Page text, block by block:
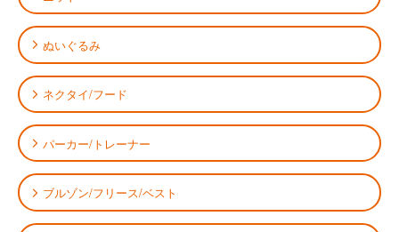
ぬいぐるみ
ネクタイ/フード
パーカー/トレーナー
ブルゾン/フリース/ベスト